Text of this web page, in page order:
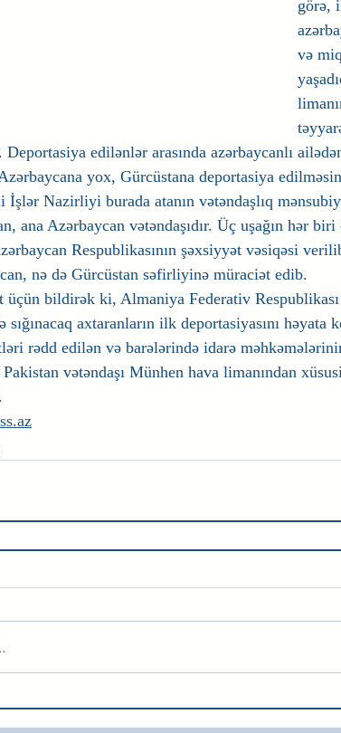
görə,
və
edilənlər arasında azərbaycanlı
yox, Gürcüstana deportasiya
İşlər Nazirliyi burada atanın vətəndaşlıq
ana Azərbaycan vətəndaşıdır. Üç uşağın hər
Respublikasının şəxsiyyət vəsiqəsi
nə də Gürcüstan səfirliyinə müraciət edib.
üçün bildirək ki, Almaniya Federativ
sığınacaq axtaranların ilk deportasiyasını həyata
rədd edilən və barələrində idarə
vətəndaşı Münhen hava limanından